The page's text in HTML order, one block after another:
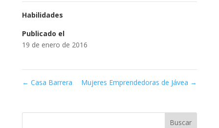
Habilidades
Publicado el
19 de enero de 2016
← Casa Barrera Mujeres Emprendedoras de Jávea →
Buscar